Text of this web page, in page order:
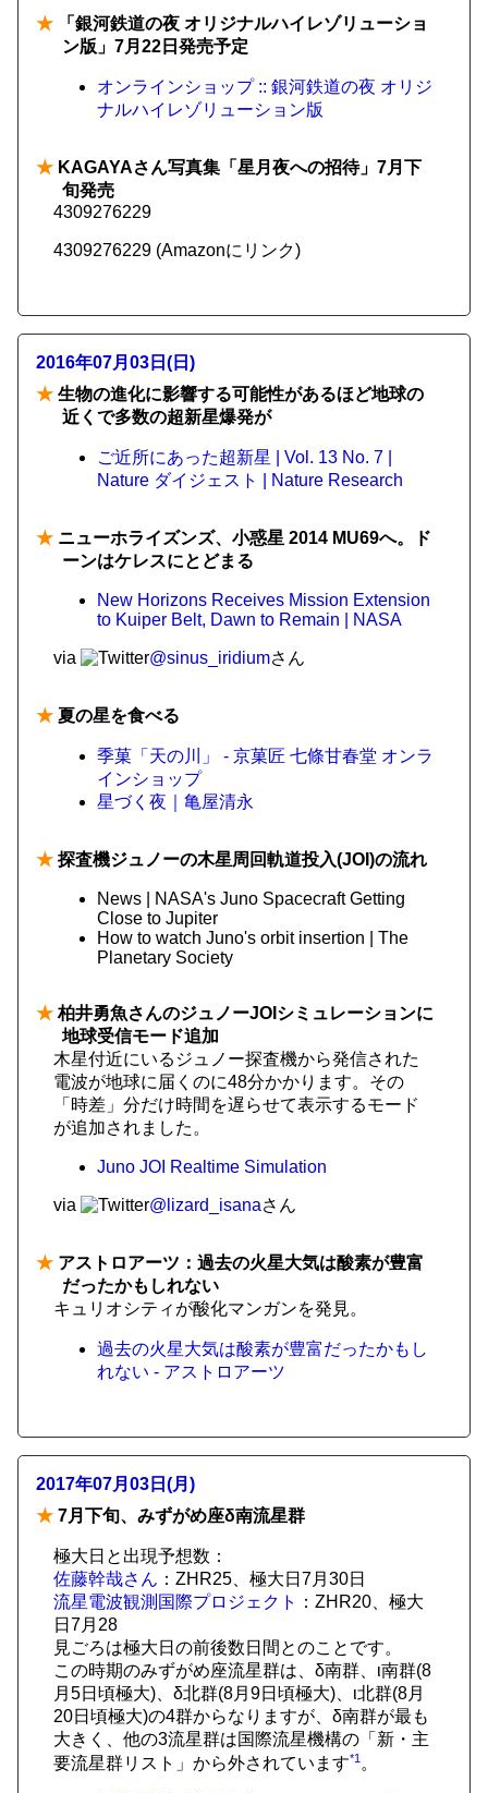
★ 「銀河鉄道の夜 オリジナルハイレゾリューショ
ン版」7月22日発売予定
オンラインショップ :: 銀河鉄道の夜 オリジ
ナルハイレゾリューション版
★ KAGAYAさん写真集「星月夜への招待」7月下
旬発売
4309276229
4309276229 (Amazonにリンク)
2016年07月03日(日)
★ 生物の進化に影響する可能性があるほど地球の
近くで多数の超新星爆発が
ご近所にあった超新星 | Vol. 13 No. 7 |
Nature ダイジェスト | Nature Research
★ ニューホライズンズ、小惑星 2014 MU69へ。ド
ーンはケレスにとどまる
New Horizons Receives Mission Extension
to Kuiper Belt, Dawn to Remain | NASA
via @sinus_iridiumさん
★ 夏の星を食べる
季菓「天の川」 - 京菓匠 七條甘春堂 オンラ
インショップ
星づく夜｜亀屋清永
★ 探査機ジュノーの木星周回軌道投入(JOI)の流れ
News | NASA's Juno Spacecraft Getting
Close to Jupiter
How to watch Juno's orbit insertion | The
Planetary Society
★柏井勇魚さんのジュノーJOIシミュレーションに
地球受信モード追加
木星付近にいるジュノー探査機から発信された
電波が地球に届くのに48分かかります。その
「時差」分だけ時間を遅らせて表示するモード
が追加されました。
Juno JOI Realtime Simulation
via @lizard_isanaさん
★ アストロアーツ：過去の火星大気は酸素が豊富
だったかもしれない
キュリオシティが酸化マンガンを発見。
過去の火星大気は酸素が豊富だったかもし
れない - アストロアーツ
2017年07月03日(月)
★ 7月下旬、みずがめ座δ南流星群
極大日と出現予想数：
佐藤幹哉さん ：ZHR25、極大日7月30日
流星電波観測国際プロジェクト
：ZHR20、極大
日7月28
見ごろは極大日の前後数日間とのことです。
この時期のみずがめ座流星群は、δ南群、ι南群(8
月5日頃極大)、δ北群(8月9日頃極大)、ι北群(8月
20日頃極大)の4群からなりますが、δ南群が最も
大きく、他の3流星群は国際流星機構の「新・主
要流星群リスト」から外されています*1 。